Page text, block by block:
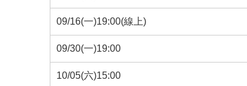
09/16(一)19:00(線上)
09/30(一)19:00
10/05(六)15:00